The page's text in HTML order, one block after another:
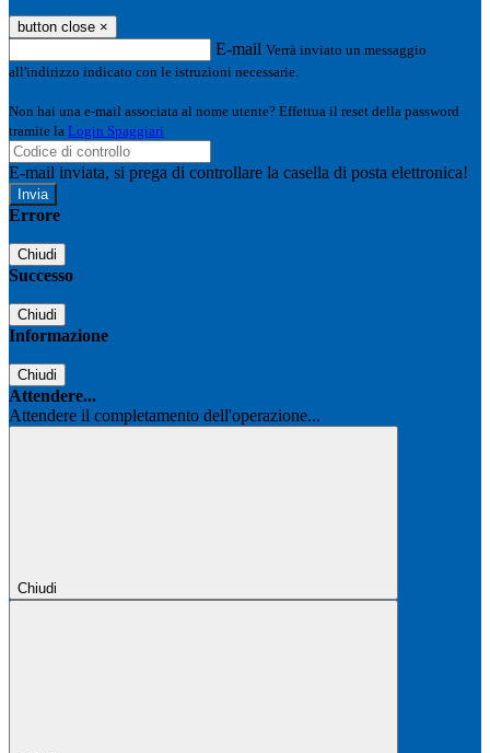
button close ×
E-mail Verrà inviato un messaggio
all'indirizzo indicato con le istruzioni necessarie.
Non hai una e-mail associata al nome utente? Effettua il reset della password
tramite la Login Spaggiari
E-mail inviata, si prega di controllare la casella di posta elettronica!
Errore
Chiudi
Successo
Chiudi
Informazione
Chiudi
Attendere...
Attendere il completamento dell'operazione...
Chiudi